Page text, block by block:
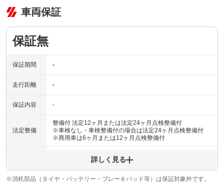
車両保証
保証無
保証期間 -
走行距離 -
保証内容 -
法定整備
整備付 法定12ヶ月または法定24ヶ月点検整備付
※車検なし・車検整備付の場合は法定24ヶ月点検整備付
※商用車は6ヶ月または12ヶ月点検整備付
詳しく見る
※消耗部品（タイヤ・バッテリー・ブレーキパッド等）は保証対象外です。